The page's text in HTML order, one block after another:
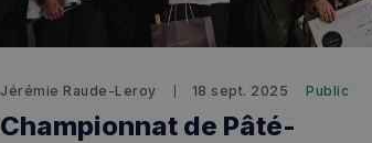
Jérémie Raude-Leroy 18 sept. 2025 Public
Championnat de Pâté-